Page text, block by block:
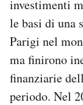
investimenti
le basi di una
Parigi nel
ma finirono
finanziarie
periodo. Nel